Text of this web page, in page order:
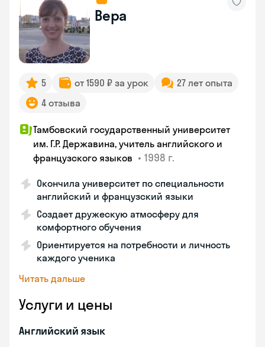
Вера
5 от 1590 ₽ за урок
27 лет опыта
4 отзыва
Тамбовский государственный университет
им. Г.Р. Державина, учитель английского и
французского языков • 1998 г.
Окончила университет по специальности
английский и французский языки
Создает дружескую атмосферу для
комфортного обучения
Ориентируется на потребности и личность
каждого ученика
Читать дальше
Услуги и цены
Английский язык